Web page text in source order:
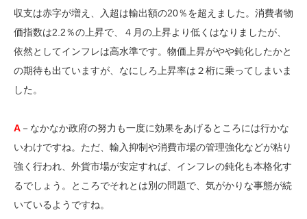
収支は赤字が増え、入超は輸出額の20％を超えました。消費者物
価指数は2.2％の上昇で、４月の上昇より低くはなりましたが、
依然としてインフレは高水準です。物価上昇がやや鈍化したかと
の期待も出ていますが、なにしろ上昇率は２桁に乗ってしまいま
した。
A －なかなか政府の努力も一度に効果をあげるところには行かな
いわけですね。ただ、輸入抑制や消費市場の管理強化などが粘り
強く行われ、外貨市場が安定すれば、インフレの鈍化も本格化す
るでしょう。ところでそれとは別の問題で、気がかりな事態が続
いているようですね。